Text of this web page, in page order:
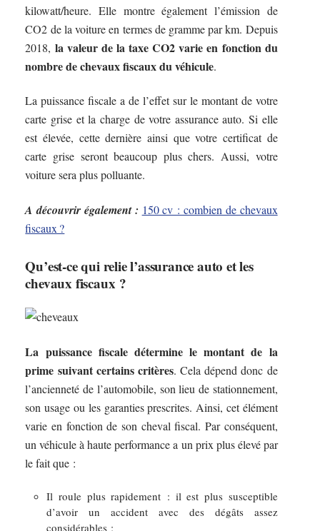
kilowatt/heure. Elle montre également l’émission de
CO2 de la voiture en termes de gramme par km. Depuis
2018, la valeur de la taxe CO2 varie en fonction du
nombre de chevaux fiscaux du véhicule.
La puissance fiscale a de l’effet sur le montant de votre
carte grise et la charge de votre assurance auto. Si elle
est élevée, cette dernière ainsi que votre certificat de
carte grise seront beaucoup plus chers. Aussi, votre
voiture sera plus polluante.
A découvrir également : 150 cv : combien de chevaux
fiscaux ?
Qu’est-ce qui relie l’assurance auto et les
chevaux fiscaux ?
La puissance fiscale détermine le montant de la
prime suivant certains critères. Cela dépend donc de
l’ancienneté de l’automobile, son lieu de stationnement,
son usage ou les garanties prescrites. Ainsi, cet élément
varie en fonction de son cheval fiscal. Par conséquent,
un véhicule à haute performance a un prix plus élevé par
le fait que :
Il roule plus rapidement : il est plus susceptible
d’avoir un accident avec des dégâts assez
considérables ;